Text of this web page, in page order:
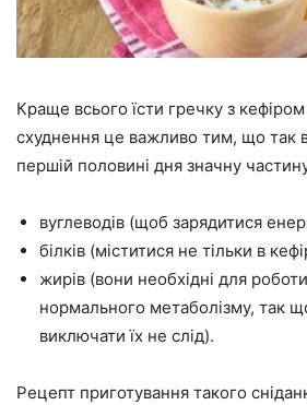
Краще всього їсти гречку з
схуднення це важливо тим, що так
першій половині дня значну
вуглеводів (щоб зарядитися
білків (міститися не тільки в
жирів (вони необхідні для
нормального метаболізму, так
виключати їх не слід).
Рецепт приготування такого